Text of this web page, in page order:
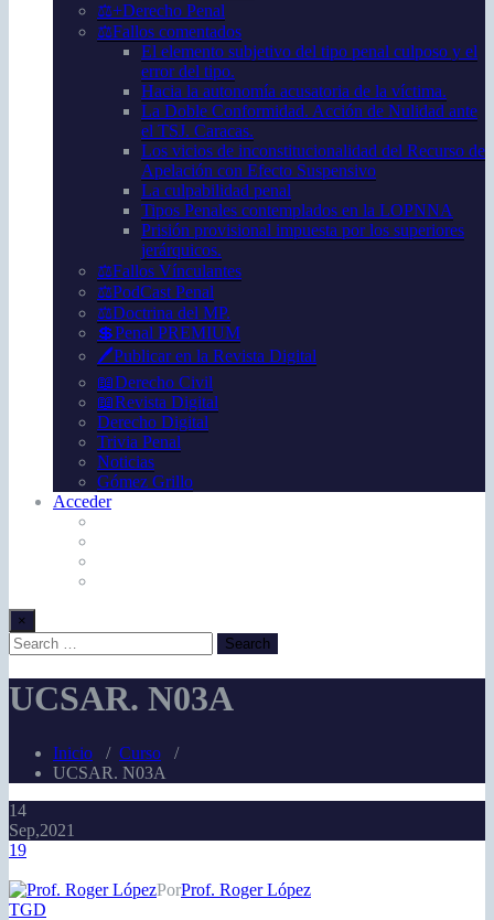
⚖️+Derecho Penal
⚖️Fallos comentados
El elemento subjetivo del tipo penal culposo y el
error del tipo.
Hacia la autonomía acusatoria de la víctima.
La Doble Conformidad. Acción de Nulidad ante
el TSJ. Caracas.
Los vicios de inconstitucionalidad del Recurso de
Apelación con Efecto Suspensivo
La culpabilidad penal
Tipos Penales contemplados en la LOPNNA
Prisión provisional impuesta por los superiores
jerárquicos.
⚖️Fallos Vínculantes
⚖️PodCast Penal
⚖️Doctrina del MP.
💲Penal PREMIUM
🖊️Publicar en la Revista Digital
📖Derecho Civil
📖Revista Digital
Derecho Digital
Trivia Penal
Noticias
Gómez Grillo
Acceder
×
UCSAR. N03A
Inicio / Curso /
UCSAR. N03A
14
Sep,2021
19
PorProf. Roger López
TGD